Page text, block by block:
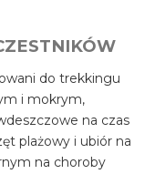
do trekkingu
i mokrym,
na czas
plażowy i ubiór na
na choroby